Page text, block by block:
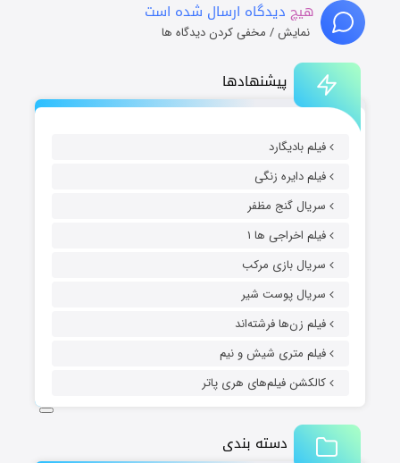
پیشنهادها
فیلم بادیگارد
فیلم دایره زنگی
سریال گنج مظفر
فیلم اخراجی ها ۱
سریال بازی مرکب
سریال پوست شیر
فیلم زن‌ها فرشته‌اند
فیلم متری شیش و نیم
کالکشن فیلم‌های هری پاتر
دسته بندی
هیچ دیدگاه ارسال شده است
نمایش / مخفی کردن دیدگاه ها